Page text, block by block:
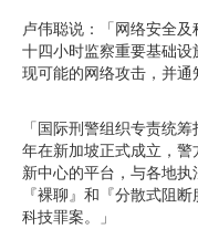
卢伟聪说：「网络安全
十四小时监察重要基础
现可能的网络攻击，并通
「国际刑警组织专责统
年在新加坡正式成立，
新中心的平台，与各地
『裸聊』和『分散式阻
科技罪案。」